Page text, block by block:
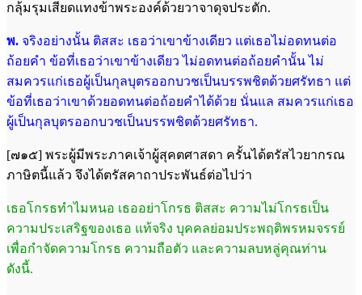
กลุ้มรุมเสียดแทงข้าพระองค์ด้วยวาจาดุจประตัก.
พ. จริงอย่างนั้น ติสสะ เธอว่าเขาข้างเดียว แต่เธอไม่อดทนต่อ
ถ้อยคำ ข้อที่เธอว่าเขาข้างเดียว ไม่อดทนต่อถ้อยคำนั้น ไม่
สมควรแก่เธอผู้เป็นกุลบุตรออกบวชเป็นบรรพชิตด้วยศรัทธา แต่
ข้อที่เธอว่าเขาด้วยอดทนต่อถ้อยคำได้ด้วย นั่นแล สมควรแก่เธอ
ผู้เป็นกุลบุตรออกบวชเป็นบรรพชิตด้วยศรัทธา.
[๗๑๕] พระผู้มีพระภาคเจ้าผู้สุคตศาสดา ครั้นได้ตรัสไวยากรณ
ภาษิตนี้แล้ว จึงได้ตรัสคาถาประพันธ์ต่อไปว่า
เธอโกรธทำไมหนอ เธออย่าโกรธ ติสสะ ความไม่โกรธเป็น
ความประเสริฐของเธอ แท้จริง บุคคลย่อมประพฤติพรหมจรรย์
เพื่อกำจัดความโกรธ ความถือตัว และความลบหลู่คุณท่าน
ดังนี้.